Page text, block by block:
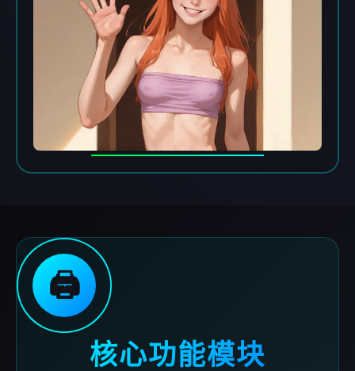
🖨️
核心功能模块